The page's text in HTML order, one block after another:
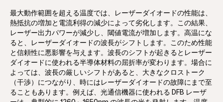
最大動作範囲を超える温度では、レーザーダイオードの性能は、
熱抵抗の増加と電流利得の減少によって劣化します。この結果、
レーザー出力パワーが減少し、閾値電流が増加します。高温にな
ると、レーザーダイオードの波長がシフトします。このため性能
と信頼性に悪影響を与えます。波長のシフトが起きるとレーザー
ダイオードに使われる半導体材料の屈折率が変わります。場合に
よっては、波長の厳しいシフトがあると、大きなクロストーク
（干渉）につながり、時にはレーザーダイオードの故障にまで至
ることもあります。例えば、光通信機器に使われる DFB レーザ